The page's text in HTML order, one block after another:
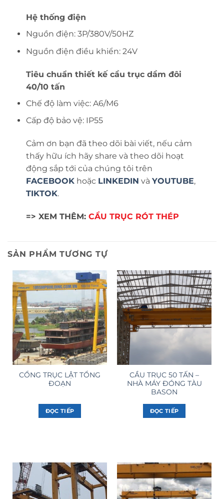
Hệ thống điện
Nguồn điện: 3P/380V/50HZ
Nguồn điện điều khiển: 24V
Tiêu chuẩn thiết kế cầu trục dầm đôi
40/10 tấn
Chế độ làm việc: A6/M6
Cấp độ bảo vệ: IP55
Cảm ơn bạn đã theo dõi bài viết, nếu cảm
thấy hữu ích hãy share và theo dõi hoạt
động sắp tới của chúng tôi trên
FACEBOOKhoặc LINKEDIN và YOUTUBE,
TIKTOK.
=> XEM THÊM:CẦU TRỤC RÓT THÉP
SẢN PHẨM TƯƠNG TỰ
CỔNG TRỤC LẬT TỔNG
ĐOẠN
ĐỌC TIẾP
CẦU TRỤC 50 TẤN –
NHÀ MÁY ĐÓNG TÀU
BASON
ĐỌC TIẾP